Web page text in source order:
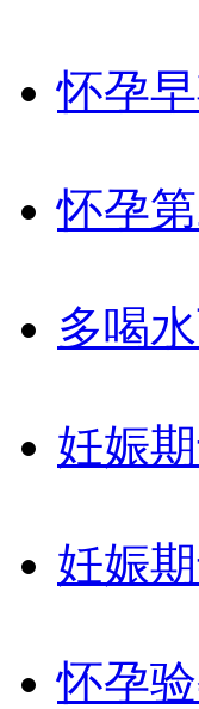
怀孕
怀孕
多喝
妊娠
妊娠
怀孕